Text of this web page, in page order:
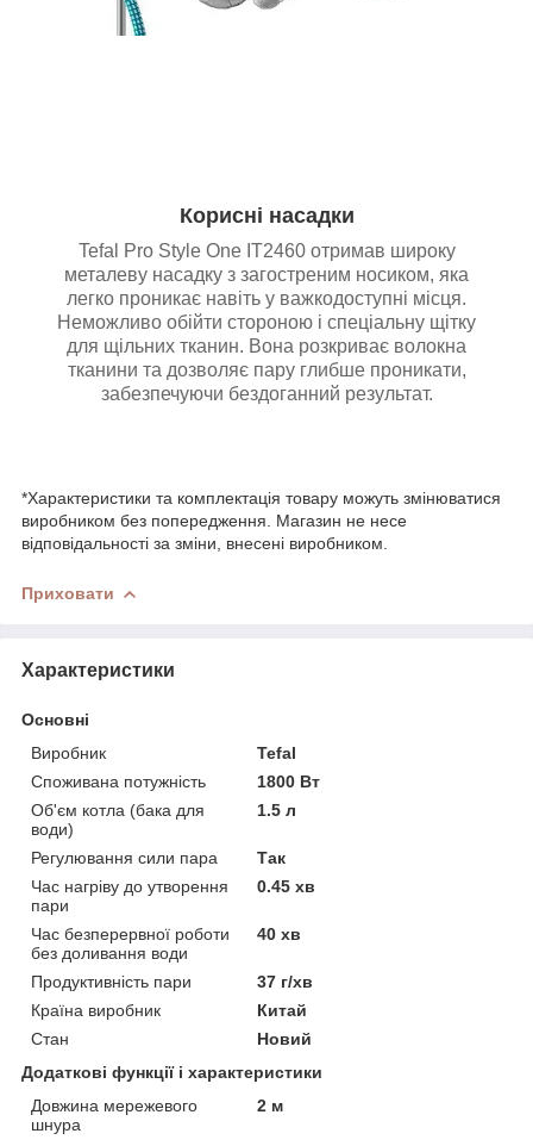
Корисні насадки
Tefal Pro Style One IT2460 отримав широку
металеву насадку з загостреним носиком, яка
легко проникає навіть у важкодоступні місця.
Неможливо обійти стороною і спеціальну щітку
для щільних тканин. Вона розкриває волокна
тканини та дозволяє пару глибше проникати,
забезпечуючи бездоганний результат.
*Характеристики та комплектація товару можуть змінюватися
виробником без попередження. Магазин не несе
відповідальності за зміни, внесені виробником.
Приховати
Характеристики
Основні
Виробник
Tefal
Споживана потужність
1800 Вт
Об'єм котла (бака для
води)
1.5 л
Регулювання сили пара
Так
Час нагріву до утворення
пари
0.45 хв
Час безперервної роботи
без доливання води
40 хв
Продуктивність пари
37 г/хв
Країна виробник
Китай
Стан
Новий
Додаткові функції і характеристики
Довжина мережевого
шнура
2 м